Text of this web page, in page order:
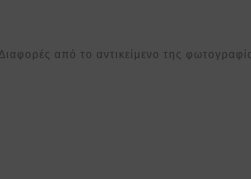
από το αντικείμενο της